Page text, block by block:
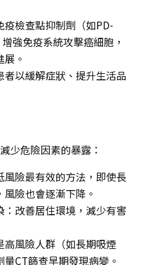
疫檢查點抑制劑（如PD-
強免疫系統攻擊癌細胞，
。
者以緩解症狀、提升生活品
少危險因素的暴露：
風險最有效的方法，即使長
險也會逐漸下降。
：改善居住環境，減少有害
高風險人群（如長期吸煙
CT篩查早期發現病變。